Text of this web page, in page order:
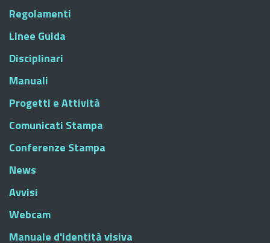
Regolamenti
Linee Guida
Disciplinari
Manuali
Progetti e Attività
Comunicati Stampa
Conferenze Stampa
News
Avvisi
Webcam
Manuale d'identità visiva